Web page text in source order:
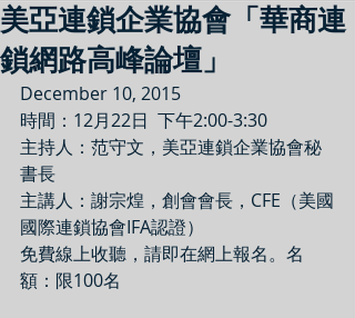
美亞連鎖企業協會「華商連
鎖網路高峰論壇」
December 10, 2015
時間：12月22日  下午2:00-3:30
主持人：范守文，美亞連鎖企業協會秘
書長
主講人：謝宗煌，創會會長，CFE（美國
國際連鎖協會IFA認證）
免費線上收聽，請即在網上報名。名
額：限100名